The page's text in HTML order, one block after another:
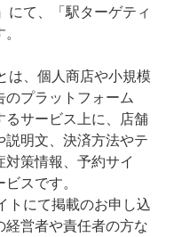
て、「駅ターゲティ
、個人商店や小規模
プラットフォーム
るサービス上に、店舗
明文、決済方法やテ
策情報、予約サイ
スです。
トにて掲載のお申し込
営者や責任者の方な